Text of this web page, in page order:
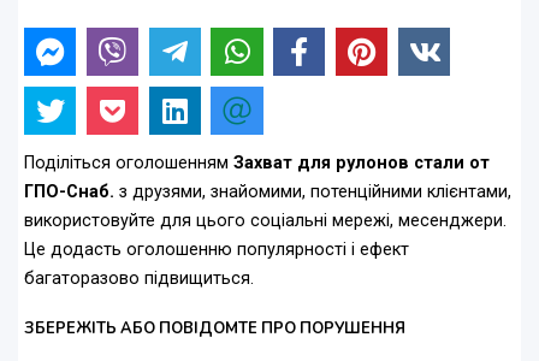
Поділіться оголошенням Захват для рулонов стали от
ГПО-Снаб. з друзями, знайомими, потенційними клієнтами,
використовуйте для цього соціальні мережі, месенджери.
Це додасть оголошенню популярності і ефект
багаторазово підвищиться.
ЗБЕРЕЖІТЬ АБО ПОВІДОМТЕ ПРО ПОРУШЕННЯ